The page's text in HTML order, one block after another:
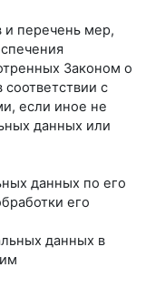
и перечень мер,
Законом о
с
если иное не
данных или
данных по его
его
данных в